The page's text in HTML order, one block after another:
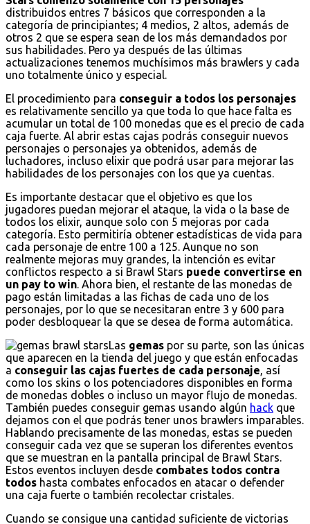
distribuidos entres 7 básicos que corresponden a la
categoría de principiantes; 4 medios, 2 altos, además de
otros 2 que se espera sean de los más demandados por
sus habilidades. Pero ya después de las últimas
actualizaciones tenemos muchísimos más brawlers y cada
uno totalmente único y especial.
El procedimiento para conseguir a todos los personajes
es relativamente sencillo ya que toda lo que hace falta es
acumular un total de 100 monedas que es el precio de cada
caja fuerte. Al abrir estas cajas podrás conseguir nuevos
personajes o personajes ya obtenidos, además de
luchadores, incluso elixir que podrá usar para mejorar las
habilidades de los personajes con los que ya cuentas.
Es importante destacar que el objetivo es que los
jugadores puedan mejorar el ataque, la vida o la base de
todos los elixir, aunque solo con 5 mejoras por cada
categoría. Esto permitiría obtener estadísticas de vida para
cada personaje de entre 100 a 125. Aunque no son
realmente mejoras muy grandes, la intención es evitar
conflictos respecto a si Brawl Stars puede convertirse en
un pay to win . Ahora bien, el restante de las monedas de
pago están limitadas a las fichas de cada uno de los
personajes, por lo que se necesitaran entre 3 y 600 para
poder desbloquear la que se desea de forma automática.
Las gemas por su parte, son las únicas
que aparecen en la tienda del juego y que están enfocadas
a conseguir las cajas fuertes de cada personaje , así
como los skins o los potenciadores disponibles en forma
de monedas dobles o incluso un mayor flujo de monedas.
También puedes conseguir gemas usando algún hack que
dejamos con el que podrás tener unos brawlers imparables.
Hablando precisamente de las monedas, estas se pueden
conseguir cada vez que se superan los diferentes eventos
que se muestran en la pantalla principal de Brawl Stars.
Estos eventos incluyen desde combates todos contra
todos hasta combates enfocados en atacar o defender
una caja fuerte o también recolectar cristales.
Cuando se consigue una cantidad suficiente de victorias